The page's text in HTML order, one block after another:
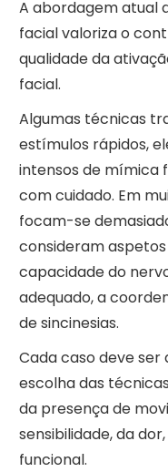
A abordagem atual
facial valoriza o
qualidade da
facial.
Algumas técnicas
estímulos rápidos,
intensos de mímica
com cuidado. Em
focam-se
consideram
capacidade do
adequado, a
de sincinesias.
Cada caso deve ser
escolha das
da presença de
sensibilidade, da
funcional.